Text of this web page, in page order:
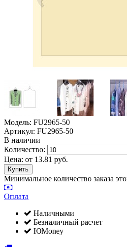
Модель: FU2965-50
Артикул: FU2965-50
В наличии
Количество:
Цена: от 13.81 руб.
Минимальное количество заказа
Оплата
Наличными
Безналичный расчет
ЮMoney